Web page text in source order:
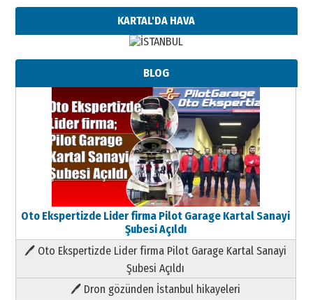
KARTAL'DA HAVA
BLOG
Oto Ekspertizde Lider firma Pilot Garage Kartal Sanayi
Şubesi Açıldı
🖊 Oto Ekspertizde Lider firma Pilot Garage Kartal Sanayi
Şubesi Açıldı
🖊 Dron gözünden İstanbul hikayeleri